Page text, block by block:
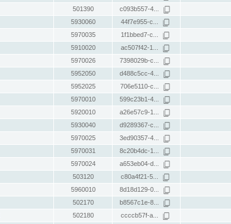
501390 c093b557-4...
5930060 44f7e955-c...
5970035 1f1bbed7-c...
5910020 ac507f42-1...
5970026 7398029b-c...
5952050 d488c5cc-4...
5952025 706e5110-c...
5970010 599c23b1-4...
5920010 a26e57c9-1...
5930040 d9289367-c...
5970025 3ed90357-4...
5970031 8c20b4dc-1...
5970024 a653eb04-d...
503120 c80a4f21-5...
5960010 8d18d129-0...
502170 b8567c1e-8...
502180 ccccb57f-a...